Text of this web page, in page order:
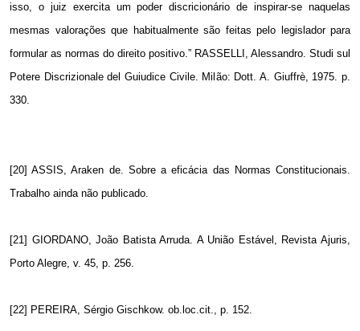
isso, o juiz exercita um poder discricionário de inspirar-se naquelas
mesmas valorações que habitualmente são feitas pelo legislador para
formular as normas do direito positivo.” RASSELLI, Alessandro. Studi sul
Potere Discrizionale del Guiudice Civile. Milão: Dott. A. Giuffrè, 1975. p.
330.
[20] ASSIS, Araken de. Sobre a eficácia das Normas Constitucionais.
Trabalho ainda não publicado.
[21] GIORDANO, João Batista Arruda. A União Estável, Revista Ajuris,
Porto Alegre, v. 45, p. 256.
[22] PEREIRA, Sérgio Gischkow. ob.loc.cit., p. 152.